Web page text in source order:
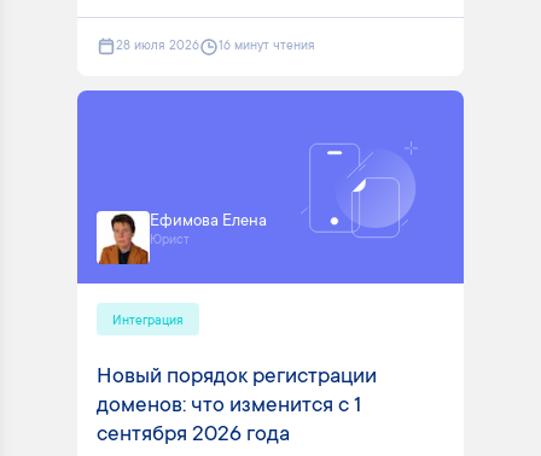
28 июля 2026 16 минут чтения
Ефимова Елена
Юрист
Интеграция
Новый порядок регистрации
доменов: что изменится с 1
сентября 2026 года